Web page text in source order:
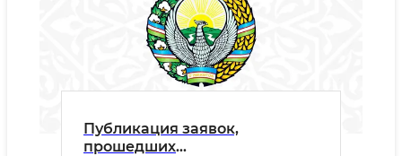
Публикация заявок,
прошедших